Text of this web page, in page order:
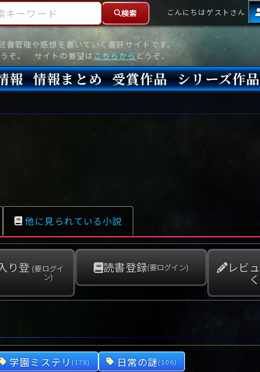
書管理や感想を書いていく書評サイトです。
ぞ。 サイトの要望は こちらから どうぞ。
ーワード
検索 こんにちはゲストさん
報 情報まとめ 受賞作品 シリーズ作品
他に見られている小説
り登 (要ログイ
ン)
読書登録(要ログイン) レビ
く
学園ミステリ(178) 日常の謎(106)